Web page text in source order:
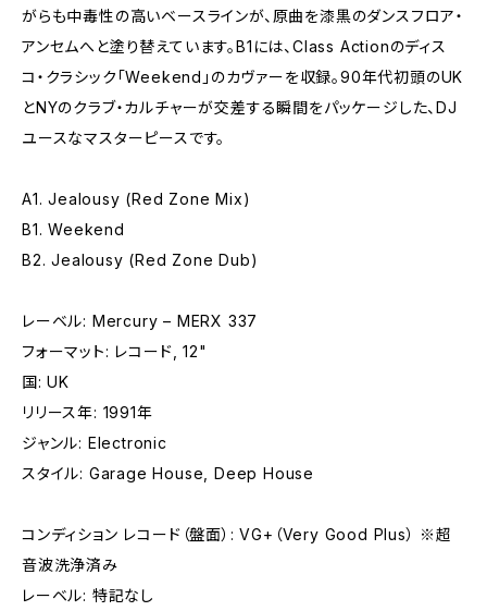
がらも中毒性の高いベースラインが、原曲を漆黒のダンスフロア・
アンセムへと塗り替えています。B1には、Class Actionのディス
コ・クラシック「Weekend」のカヴァーを収録。90年代初頭のUK
とNYのクラブ・カルチャーが交差する瞬間をパッケージした、DJ
ユースなマスターピースです。
A1. Jealousy (Red Zone Mix)
B1. Weekend
B2. Jealousy (Red Zone Dub)
レーベル: Mercury – MERX 337
フォーマット: レコード, 12"
国: UK
リリース年: 1991年
ジャンル: Electronic
スタイル: Garage House, Deep House
コンディション レコード（盤面）: VG+（Very Good Plus） ※超
音波洗浄済み
レーベル: 特記なし